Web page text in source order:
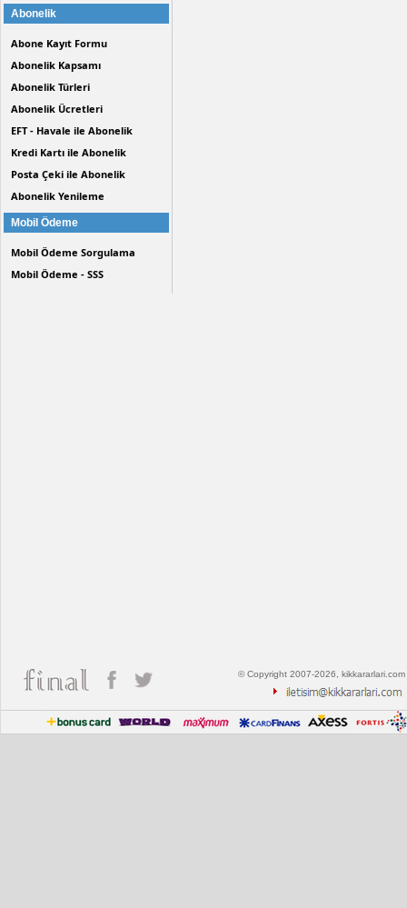
Abonelik
Abone Kayıt Formu
Abonelik Kapsamı
Abonelik Türleri
Abonelik Ücretleri
EFT - Havale ile Abonelik
Kredi Kartı ile Abonelik
Posta Çeki ile Abonelik
Abonelik Yenileme
Mobil Ödeme
Mobil Ödeme Sorgulama
Mobil Ödeme - SSS
© Copyright 2007-2026,